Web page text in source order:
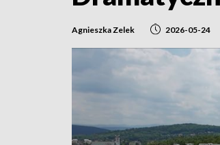
Agnieszka Zelek 2026-05-24